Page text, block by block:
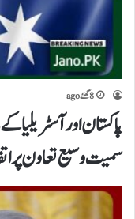
8 گھنٹے ago
پاکستان اورآسٹریلیا
سمیت وسیع تعاون